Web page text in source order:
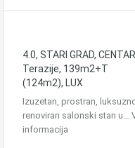
4.0, STARI GRAD,
Terazije, 139m2+T
(124m2), LUX
Izuzetan, prostran,
renoviran salonski stan u…
informacija